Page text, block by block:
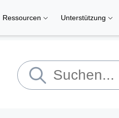
Ressourcen Unterstützung